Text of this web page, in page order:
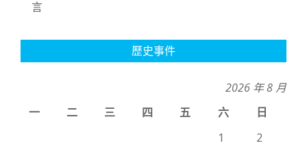
言
歷史事件
2026 年 8 月
一
二 三 四 五 六
日
1
2